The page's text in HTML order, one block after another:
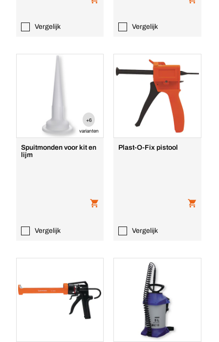
Vergelijk Vergelijk
+6
varianten
Spuitmonden voor kit en
lijm
Vergelijk
Plast-O-Fix pistool
Vergelijk